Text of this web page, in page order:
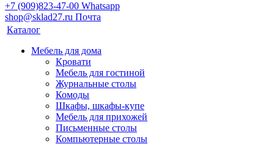
+7 (909)823-47-00 Whatsapp
shop@sklad27.ru Почта
Каталог
Мебель для дома
Кровати
Мебель для гостиной
Журнальные столы
Комоды
Шкафы, шкафы-купе
Мебель для прихожей
Письменные столы
Компьютерные столы